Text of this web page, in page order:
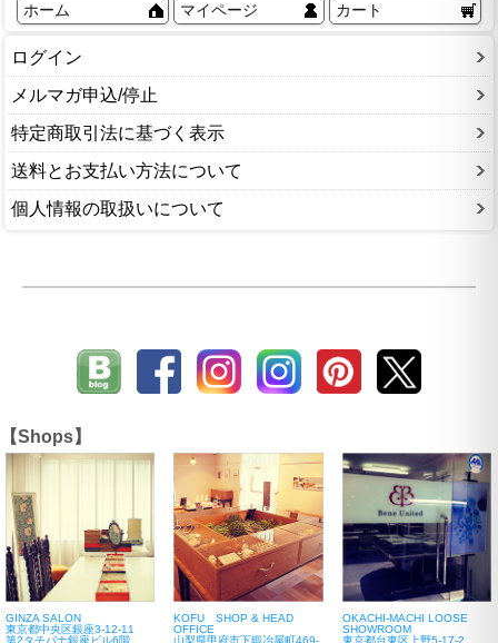
ホーム マイページ カート
ログイン
メルマガ申込/停止
特定商取引法に基づく表示
送料とお支払い方法について
個人情報の取扱いについて
【Shops】
GINZA SALON
東京都中央区銀座3-12-11
第2タチバナ銀座ビル6階
KOFU SHOP & HEAD
OFFICE
山梨県甲府市下鍛冶屋町469-
OKACHI-MACHI LOOSE
SHOWROOM
東京都台東区上野5-17-2